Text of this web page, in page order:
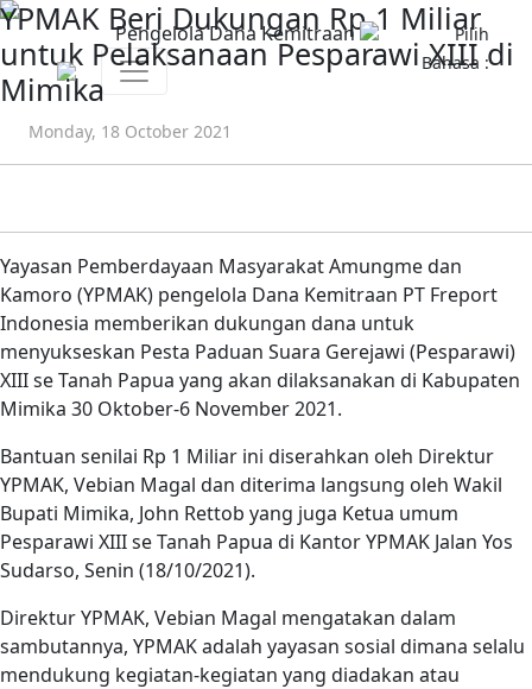
Pengelola Dana Kemitraan
Pilih
Bahasa :
YPMAK Beri Dukungan Rp 1 Miliar
untuk Pelaksanaan Pesparawi XIII di
Mimika
Monday, 18 October 2021
Yayasan Pemberdayaan Masyarakat Amungme dan
Kamoro (YPMAK) pengelola Dana Kemitraan PT Freport
Indonesia memberikan dukungan dana untuk
menyukseskan Pesta Paduan Suara Gerejawi (Pesparawi)
XIII se Tanah Papua yang akan dilaksanakan di Kabupaten
Mimika 30 Oktober-6 November 2021.
Bantuan senilai Rp 1 Miliar ini diserahkan oleh Direktur
YPMAK, Vebian Magal dan diterima langsung oleh Wakil
Bupati Mimika, John Rettob yang juga Ketua umum
Pesparawi XIII se Tanah Papua di Kantor YPMAK Jalan Yos
Sudarso, Senin (18/10/2021).
Direktur YPMAK, Vebian Magal mengatakan dalam
sambutannya, YPMAK adalah yayasan sosial dimana selalu
mendukung kegiatan-kegiatan yang diadakan atau